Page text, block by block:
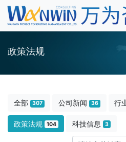
政策法规
全部 307 公司新闻 36 行
政策法规 104 科技信息 3